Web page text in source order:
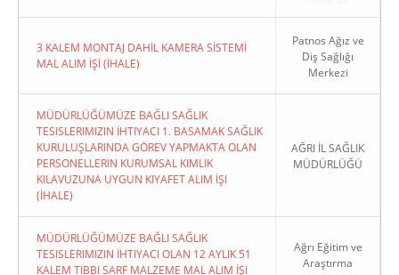
3 KALEM MONTAJ DAHİL KAMERA SİSTEMİ
MAL ALIM İŞİ (İHALE)
Patnos Ağız ve
Diş Sağlığı
Merkezi
MÜDÜRLÜĞÜMÜZE BAĞLI SAĞLIK
TESISLERIMIZIN İHTIYACI 1. BASAMAK SAĞLIK
KURULUŞLARINDA GÖREV YAPMAKTA OLAN
PERSONELLERIN KURUMSAL KIMLIK
KILAVUZUNA UYGUN KIYAFET ALIM İŞI
(İHALE)
AĞRI İL SAĞLIK
MÜDÜRLÜĞÜ
MÜDÜRLÜĞÜMÜZE BAĞLI SAĞLIK
TESISLERIMIZIN İHTIYACI OLAN 12 AYLIK 51
KALEM TIBBI SARF MALZEME MAL ALIM İŞI
Ağrı Eğitim ve
Araştırma